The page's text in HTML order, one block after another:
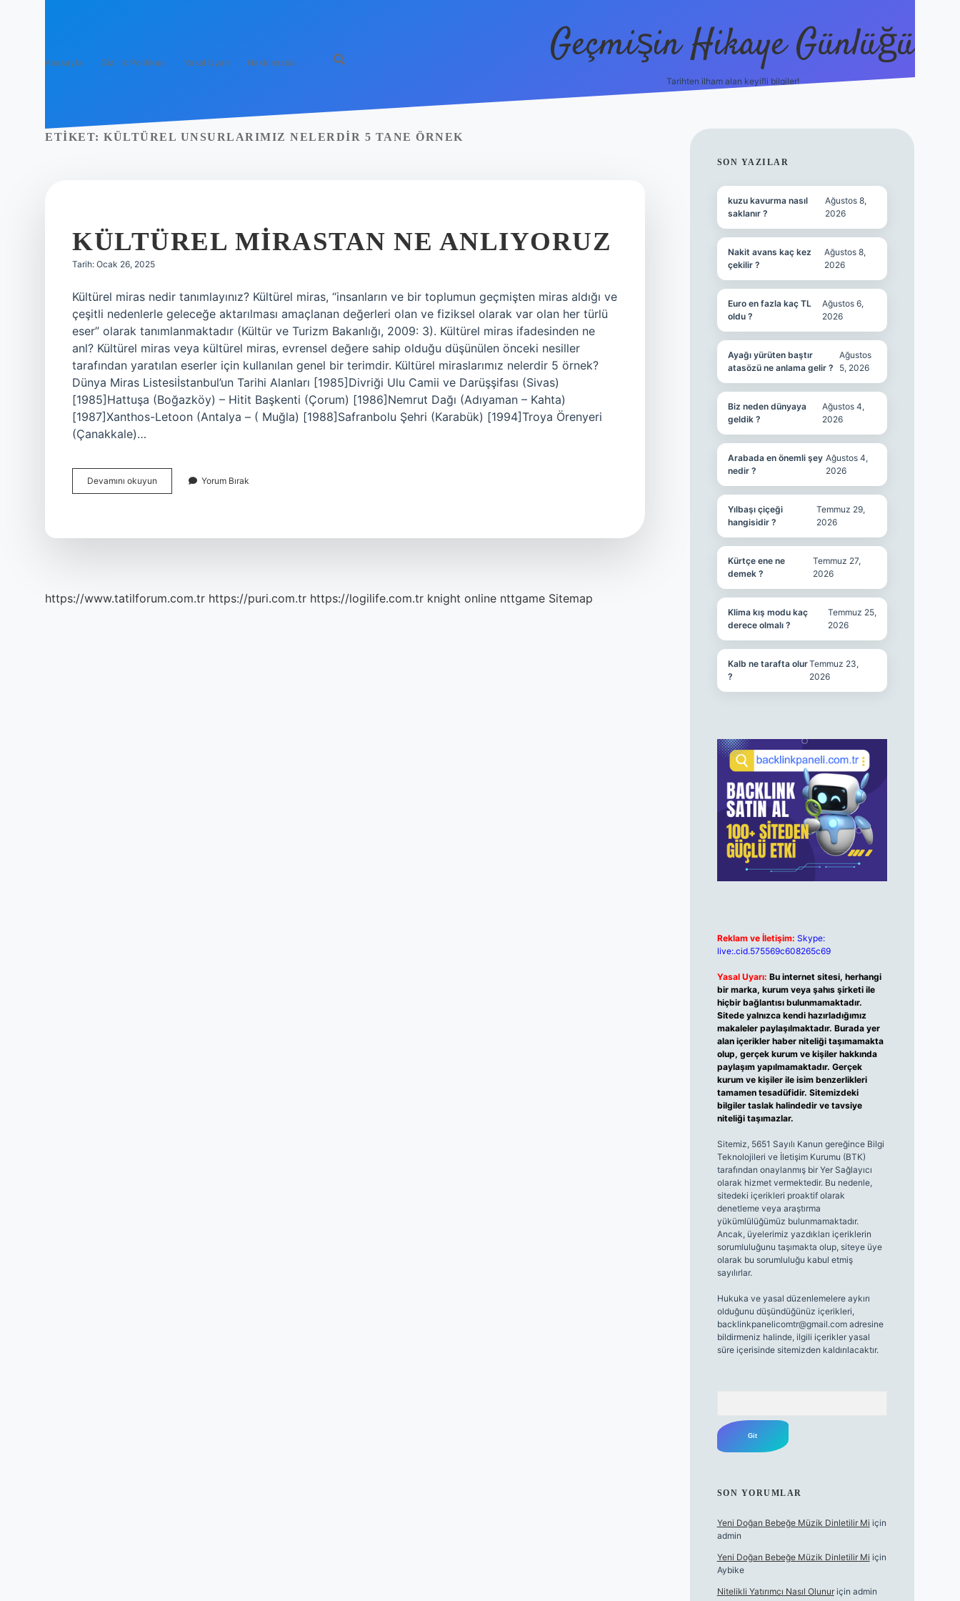
Anasayfa Gizlilik Politikası Yasal Uyarı Hakkımızda Geçmişin Hikaye Günlüğü
Tarihten ilham alan keyifli bilgiler!
ETIKET: KÜLTÜREL UNSURLARIMIZ NELERDIR 5 TANE ÖRNEK
KÜLTÜREL MIRASTAN NE ANLIYORUZ
Tarih: Ocak 26, 2025
Kültürel miras nedir tanımlayınız? Kültürel miras, “insanların ve bir toplumun geçmişten miras aldığı ve
çeşitli nedenlerle geleceğe aktarılması amaçlanan değerleri olan ve fiziksel olarak var olan her türlü
eser” olarak tanımlanmaktadır (Kültür ve Turizm Bakanlığı, 2009: 3). Kültürel miras ifadesinden ne
anl? Kültürel miras veya kültürel miras, evrensel değere sahip olduğu düşünülen önceki nesiller
tarafından yaratılan eserler için kullanılan genel bir terimdir. Kültürel miraslarımız nelerdir 5 örnek?
Dünya Miras Listesiİstanbul’un Tarihi Alanları [1985]Divriği Ulu Camii ve Darüşşifası (Sivas)
[1985]Hattuşa (Boğazköy) – Hitit Başkenti (Çorum) [1986]Nemrut Dağı (Adıyaman – Kahta)
[1987]Xanthos-Letoon (Antalya – ( Muğla) [1988]Safranbolu Şehri (Karabük) [1994]Troya Örenyeri
(Çanakkale)…
Devamını okuyun
Mirastan
Yorum Bırak
https://www.tatilforum.com.tr https://puri.com.tr https://logilife.com.tr knight online nttgame Sitemap
SIDEBAR
SON YAZILAR
kuzu kavurma nasıl
saklanır ?
Ağustos 8,
2026
Nakit avans kaç kez
çekilir ?
Ağustos 8,
2026
Euro en fazla kaç TL
oldu ?
Ağustos 6,
2026
Ayağı yürüten baştır
atasözü ne anlama gelir ?
Ağustos
5, 2026
Biz neden dünyaya
geldik ?
Ağustos 4,
2026
Arabada en önemli şey
nedir ?
Ağustos 4,
2026
Yılbaşı çiçeği
hangisidir ?
Temmuz 29,
2026
Kürtçe ene ne
demek ?
Temmuz 27,
2026
Klima kış modu kaç
derece olmalı ?
Temmuz 25,
2026
Kalb ne tarafta olur
?
Temmuz 23,
2026
Reklam ve İletişim: Skype:
live:.cid.575569c608265c69
Yasal Uyarı: Bu internet sitesi, herhangi
bir marka, kurum veya şahıs şirketi ile
hiçbir bağlantısı bulunmamaktadır.
Sitede yalnızca kendi hazırladığımız
makaleler paylaşılmaktadır. Burada yer
alan içerikler haber niteliği taşımamakta
olup, gerçek kurum ve kişiler hakkında
paylaşım yapılmamaktadır. Gerçek
kurum ve kişiler ile isim benzerlikleri
tamamen tesadüfidir. Sitemizdeki
bilgiler taslak halindedir ve tavsiye
niteliği taşımazlar.
Sitemiz, 5651 Sayılı Kanun gereğince Bilgi
Teknolojileri ve İletişim Kurumu (BTK)
tarafından onaylanmış bir Yer Sağlayıcı
olarak hizmet vermektedir. Bu nedenle,
sitedeki içerikleri proaktif olarak
denetleme veya araştırma
yükümlülüğümüz bulunmamaktadır.
Ancak, üyelerimiz yazdıkları içeriklerin
sorumluluğunu taşımakta olup, siteye üye
olarak bu sorumluluğu kabul etmiş
sayılırlar.
Hukuka ve yasal düzenlemelere aykırı
olduğunu düşündüğünüz içerikleri,
backlinkpanelicomtr@gmail.comadresine
bildirmeniz halinde, ilgili içerikler yasal
süre içerisinde sitemizden kaldırılacaktır.
SON YORUMLAR
Yeni Doğan Bebeğe Müzik Dinletilir Mi için
admin
Yeni Doğan Bebeğe Müzik Dinletilir Mi için
Aybike
Nitelikli Yatırımcı Nasıl Olunuriçin admin
betbox giriş